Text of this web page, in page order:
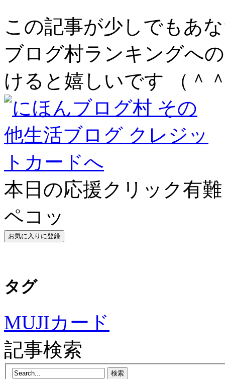
この記事が少しでもあ
ブログ村ランキングへ
けると嬉しいです （＾
本日の応援クリック有
ペコッ
タグ
MUJIカード
記事検索